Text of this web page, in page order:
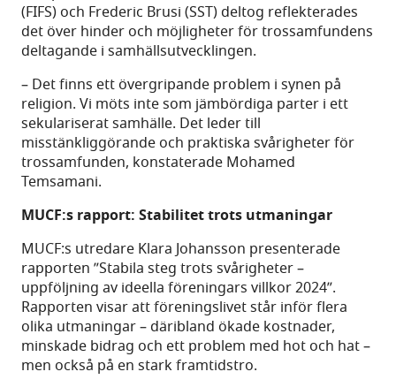
(FIFS) och Frederic Brusi (SST) deltog reflekterades
det över hinder och möjligheter för trossamfundens
deltagande i samhällsutvecklingen.
– Det finns ett övergripande problem i synen på
religion. Vi möts inte som jämbördiga parter i ett
sekulariserat samhälle. Det leder till
misstänkliggörande och praktiska svårigheter för
trossamfunden, konstaterade Mohamed
Temsamani.
MUCF:s rapport: Stabilitet trots utmaningar
MUCF:s utredare Klara Johansson presenterade
rapporten ”Stabila steg trots svårigheter –
uppföljning av ideella föreningars villkor 2024”.
Rapporten visar att föreningslivet står inför flera
olika utmaningar – däribland ökade kostnader,
minskade bidrag och ett problem med hot och hat –
men också på en stark framtidstro.